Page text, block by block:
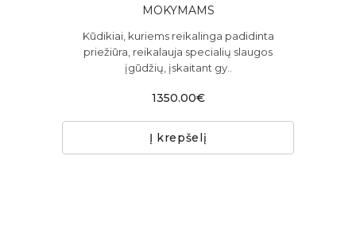
MOKYMAMS
Kūdikiai, kuriems reikalinga padidinta
priežiūra, reikalauja specialių slaugos
įgūdžių, įskaitant gy..
1350.00€
Į krepšelį